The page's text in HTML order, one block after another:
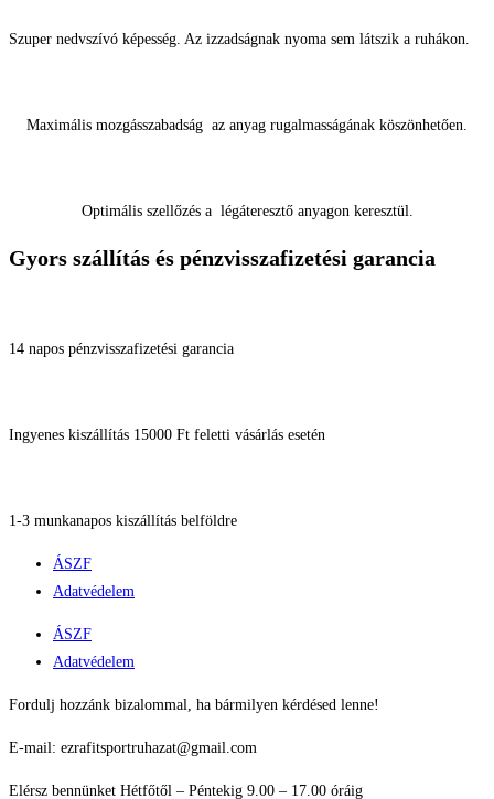
Szuper nedvszívó képesség. Az izzadságnak nyoma sem látszik a ruhákon.
Maximális mozgásszabadság az anyag rugalmasságának köszönhetően.
Optimális szellőzés a légáteresztő anyagon keresztül.
Gyors szállítás és pénzvisszafizetési garancia
14 napos pénzvisszafizetési garancia
Ingyenes kiszállítás 15000 Ft feletti vásárlás esetén
1-3 munkanapos kiszállítás belföldre
ÁSZF
Adatvédelem
ÁSZF
Adatvédelem
Fordulj hozzánk bizalommal, ha bármilyen kérdésed lenne!
E-mail: ezrafitsportruhazat@gmail.com
Elérsz bennünket Hétfőtől – Péntekig 9.00 – 17.00 óráig